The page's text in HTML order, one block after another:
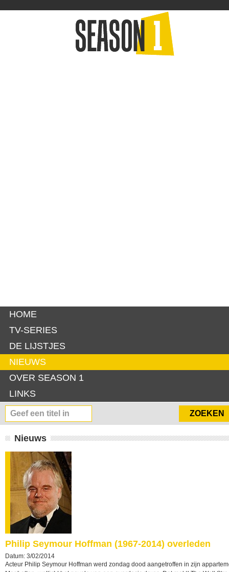
HOME
TV-SERIES
DE LIJSTJES
NIEUWS
OVER SEASON 1
LINKS
Nieuws
Philip Seymour Hoffman (1967-2014) overleden
Datum: 3/02/2014
Acteur Philip Seymour Hoffman werd zondag dood aangetroffen in zijn